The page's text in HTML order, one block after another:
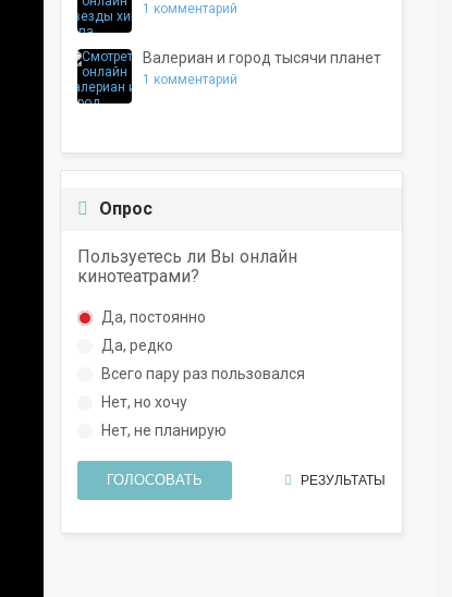
1 комментарий
Валериан и город тысячи планет
1 комментарий
Опрос
Пользуетесь ли Вы онлайн
кинотеатрами?
Да, постоянно
Да, редко
Всего пару раз пользовался
Нет, но хочу
Нет, не планирую
ГОЛОСОВАТЬ РЕЗУЛЬТАТЫ